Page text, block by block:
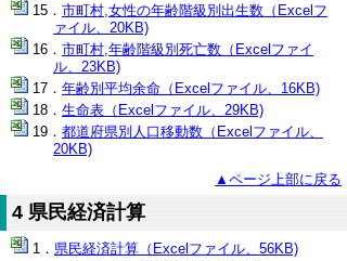
市町村,女性の年齢階級別出生数（Excelフ
ァイル、20KB)
市町村,年齢階級別死亡数（Excelファイ
ル、23KB)
年齢別平均余命（Excelファイル、16KB)
生命表（Excelファイル、29KB)
都道府県別人口移動数（Excelファイル、
20KB)
▲ページ上部に戻る
4 県民経済計算
県民経済計算（Excelファイル、56KB)